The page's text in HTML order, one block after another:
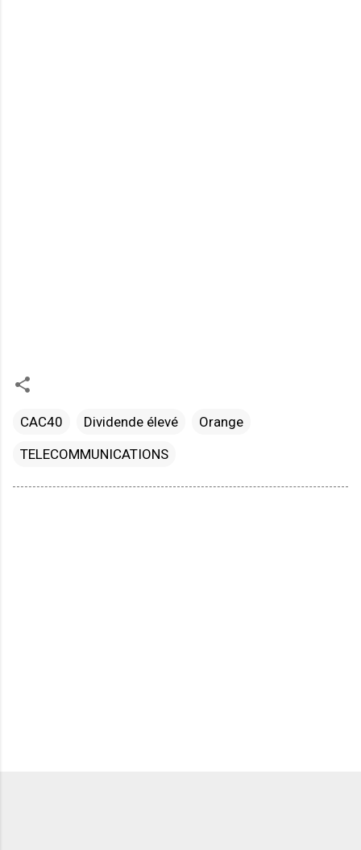
CAC40 Dividende élevé
Orange
TELECOMMUNICATIONS